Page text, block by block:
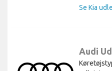
Se Kia
Audi